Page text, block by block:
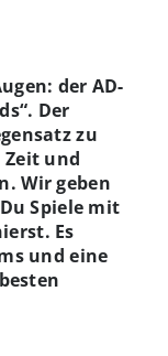
der AD-
Der
zu
und
Wir geben
Spiele mit
Es
und eine